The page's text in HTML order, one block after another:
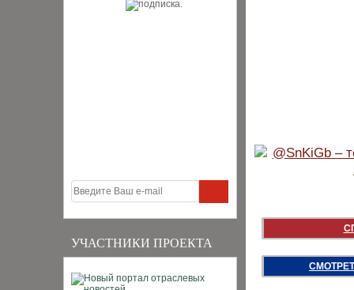
УЧАСТНИКИ ПРОЕКТА